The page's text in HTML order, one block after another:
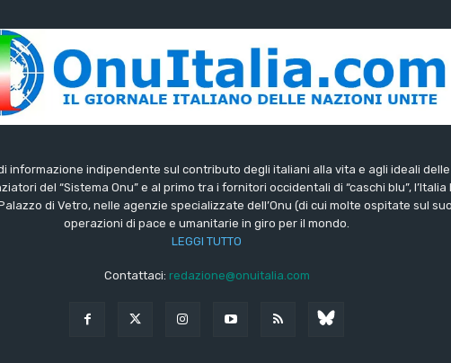
informazione indipendente sul contributo degli italiani alla vita e agli ideali delle
del “Sistema Onu” e al primo tra i fornitori occidentali di “caschi blu”,
di Vetro, nelle agenzie specializzate dell’Onu (di cui molte ospitate sul
operazioni di pace e umanitarie in giro per il mondo.
LEGGI TUTTO
Contattaci: redazione@onuitalia.com